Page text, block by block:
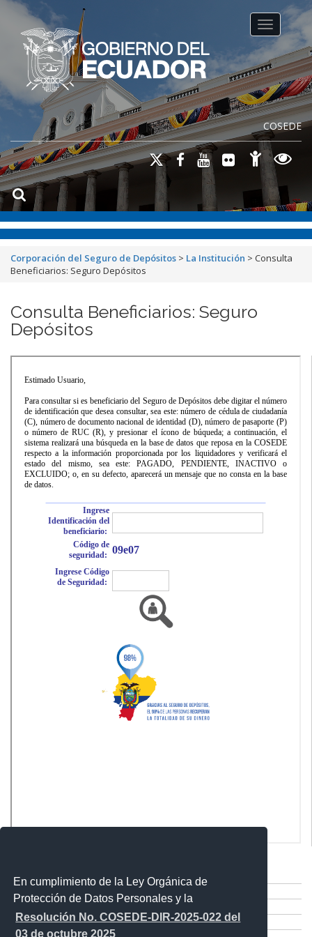
En cumplimiento de la Ley Orgánica de
Protección de Datos Personales y la
Resolución No. COSEDE-DIR-2025-022 del
03 de octubre 2025
COSEDE
Toggle
Corporación del Seguro de Depósitos > La Institución > Consulta
Beneficiarios: Seguro Depósitos
Consulta Beneficiarios: Seguro
Depósitos
Compartir
Mail